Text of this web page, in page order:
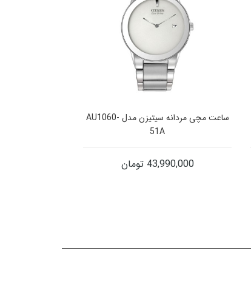
ساعت مچی مردانه سیتیزن مدل AU1060-
51A
43,990,000 تومان